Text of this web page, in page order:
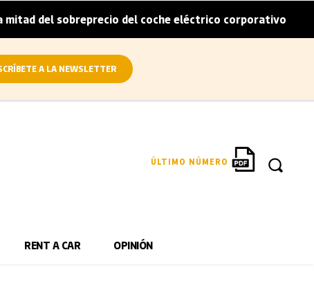
del coche eléctrico corporativo | Arval
A LA NEWSLETTER
ÚLTIMO NÚMERO
RENT A CAR OPINIÓN